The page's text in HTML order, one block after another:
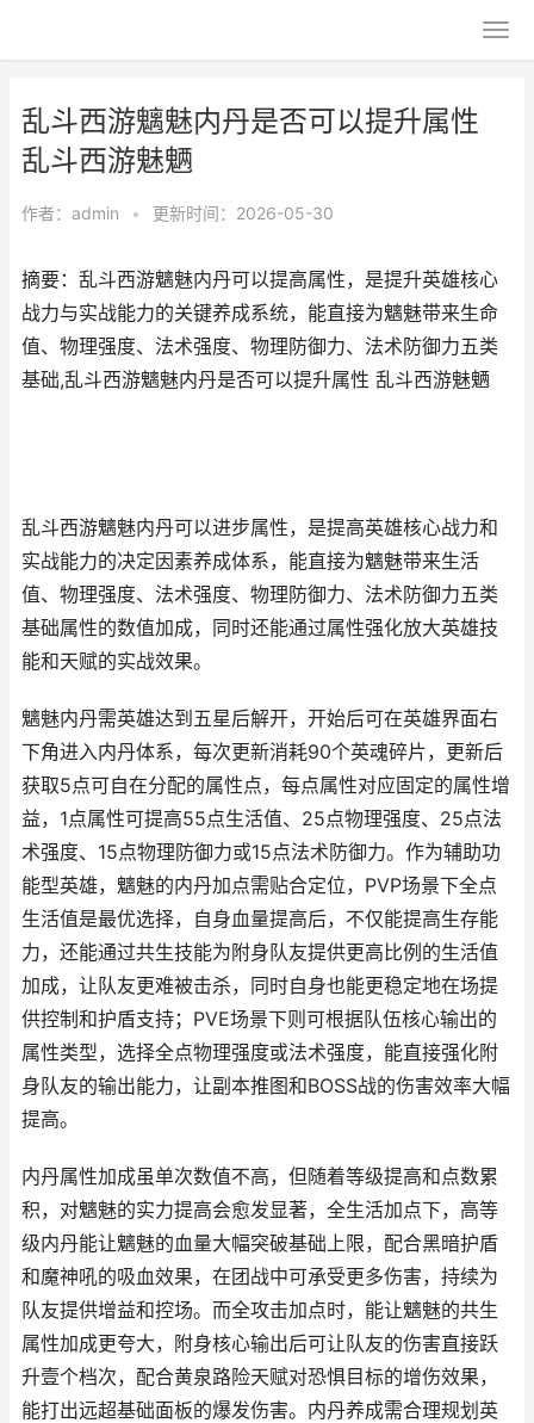
乱斗西游魑魅内丹是否可以提升属性
乱斗西游魅魉
作者： admin • 更新时间：2026-05-30
摘要：乱斗西游魑魅内丹可以提高属性，是提升英雄核心
战力与实战能力的关键养成系统，能直接为魑魅带来生命
值、物理强度、法术强度、物理防御力、法术防御力五类
基础,乱斗西游魑魅内丹是否可以提升属性 乱斗西游魅魉
乱斗西游魑魅内丹可以进步属性，是提高英雄核心战力和
实战能力的决定因素养成体系，能直接为魑魅带来生活
值、物理强度、法术强度、物理防御力、法术防御力五类
基础属性的数值加成，同时还能通过属性强化放大英雄技
能和天赋的实战效果。
魑魅内丹需英雄达到五星后解开，开始后可在英雄界面右
下角进入内丹体系，每次更新消耗90个英魂碎片，更新后
获取5点可自在分配的属性点，每点属性对应固定的属性增
益，1点属性可提高55点生活值、25点物理强度、25点法
术强度、15点物理防御力或15点法术防御力。作为辅助功
能型英雄，魑魅的内丹加点需贴合定位，PVP场景下全点
生活值是最优选择，自身血量提高后，不仅能提高生存能
力，还能通过共生技能为附身队友提供更高比例的生活值
加成，让队友更难被击杀，同时自身也能更稳定地在场提
供控制和护盾支持；PVE场景下则可根据队伍核心输出的
属性类型，选择全点物理强度或法术强度，能直接强化附
身队友的输出能力，让副本推图和BOSS战的伤害效率大幅
提高。
内丹属性加成虽单次数值不高，但随着等级提高和点数累
积，对魑魅的实力提高会愈发显著，全生活加点下，高等
级内丹能让魑魅的血量大幅突破基础上限，配合黑暗护盾
和魔神吼的吸血效果，在团战中可承受更多伤害，持续为
队友提供增益和控场。而全攻击加点时，能让魑魅的共生
属性加成更夸大，附身核心输出后可让队友的伤害直接跃
升壹个档次，配合黄泉路险天赋对恐惧目标的增伤效果，
能打出远超基础面板的爆发伤害。内丹养成需合理规划英